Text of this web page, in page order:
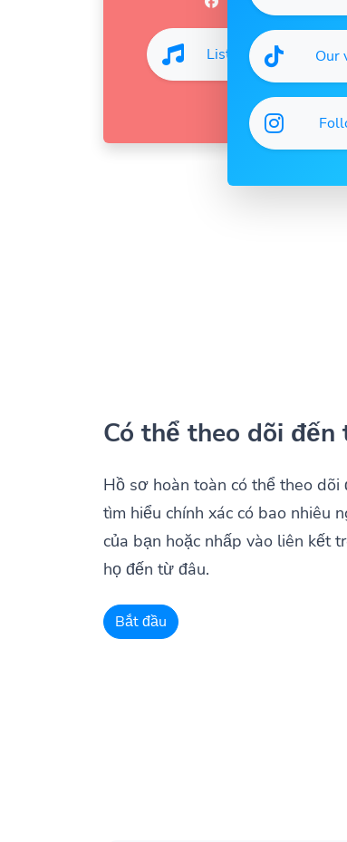
Listen Our
Có thể theo dõi
Hồ sơ hoàn toàn có thể theo
tìm hiểu chính xác có bao nhiêu
của bạn hoặc nhấp vào liên kết
họ đến từ đâu.
Bắt đầu